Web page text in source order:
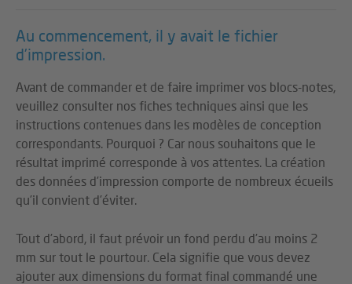
Au commencement, il y avait le fichier
d’impression.
Avant de commander et de faire imprimer vos blocs-notes,
veuillez consulter nos fiches techniques ainsi que les
instructions contenues dans les modèles de conception
correspondants. Pourquoi ? Car nous souhaitons que le
résultat imprimé corresponde à vos attentes. La création
des données d’impression comporte de nombreux écueils
qu’il convient d’éviter.
Tout d’abord, il faut prévoir un fond perdu d’au moins 2
mm sur tout le pourtour. Cela signifie que vous devez
ajouter aux dimensions du format final commandé une